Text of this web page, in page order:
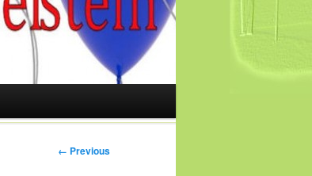
← Previous